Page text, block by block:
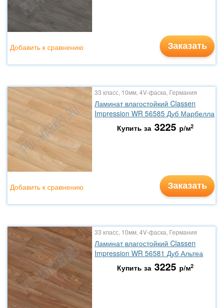
Заказать
Добавить к сравнению
33 класс, 10мм, 4V-фаска, Германия
Ламинат влагостойкий Classen
Impression WR 56585 Дуб Марбелла
Купить за 3225 р/м2
Заказать
Добавить к сравнению
33 класс, 10мм, 4V-фаска, Германия
Ламинат влагостойкий Classen
Impression WR 56581 Дуб Альтеа
Купить за 3225 р/м2